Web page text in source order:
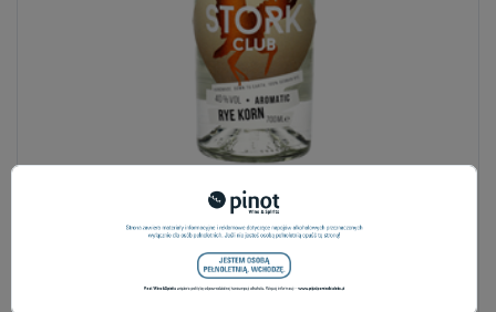
WHISKY STORK AROMATIC RYE DOG 40% 0,7L
121,43 złszt.